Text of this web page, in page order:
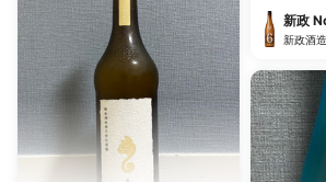
新政
新政酒